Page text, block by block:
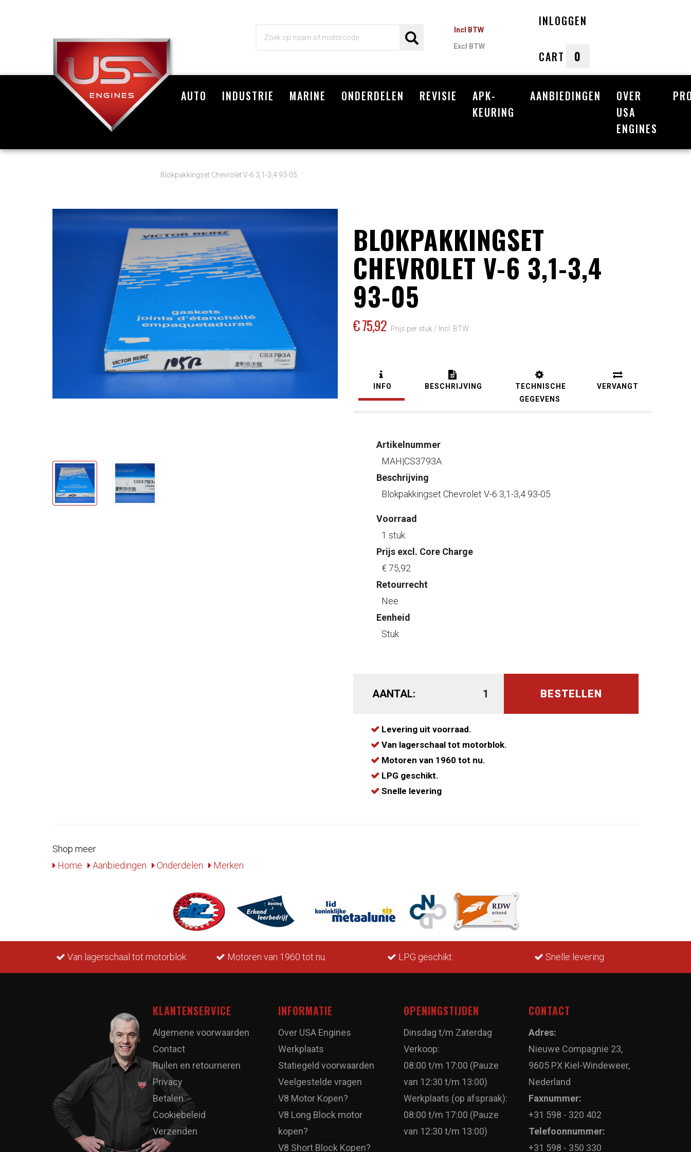
Incl BTW
Excl BTW
INLOGGEN
CART 0
Winkelwagen
AUTO INDUSTRIE MARINE ONDERDELEN REVISIE
APK-
KEURING
AANBIEDINGEN
OVER
USA
ENGINES
Blokpakkingset Chevrolet V-6 3,1-3,4 93-05
BLOKPAKKINGSET
CHEVROLET V-6 3,1-3,4
93-05
€ 75,92 Prijs per stuk / Incl. BTW
INFO BESCHRIJVING
TECHNISCHE
GEGEVENS
VERVANGT
Artikelnummer
MAH|CS3793A
Beschrijving
Blokpakkingset Chevrolet V-6 3,1-3,4 93-05
Voorraad
1 stuk
Prijs excl. Core Charge
€ 75,92
Retourrecht
Nee
Eenheid
Stuk
AANTAL: BESTELLEN
Levering uit voorraad.
Van lagerschaal tot motorblok.
Motoren van 1960 tot nu.
LPG geschikt.
Snelle levering
Shop meer
Home
Aanbiedingen Onderdelen Merken
Van lagerschaal tot motorblok. Motoren van 1960 tot nu. LPG geschikt. Snelle levering
KLANTENSERVICE
Algemene voorwaarden
Contact
Ruilen en retourneren
Privacy
Betalen
Cookiebeleid
Verzenden
INFORMATIE
Over USA Engines
Werkplaats
Statiegeld voorwaarden
Veelgestelde vragen
V8 Motor Kopen?
V8 Long Block motor
kopen?
V8 Short Block Kopen?
OPENINGSTIJDEN
Dinsdag t/m Zaterdag
Verkoop:
08:00 t/m 17:00 (Pauze
van 12:30 t/m 13:00)
Werkplaats (op afspraak):
08:00 t/m 17:00 (Pauze
van 12:30 t/m 13:00)
CONTACT
Adres:
Nieuwe Compagnie 23,
9605 PX Kiel-Windeweer,
Nederland
Faxnummer:
+31 598 - 320 402
Telefoonnummer:
+31 598 - 350 330